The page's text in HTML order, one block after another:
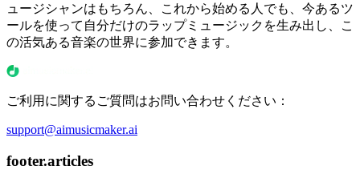
ュージシャンはもちろん、これから始める人でも、今あるツ
ールを使って自分だけのラップミュージックを生み出し、こ
の活気ある音楽の世界に参加できます。
ご利用に関するご質問はお問い合わせください：
support@aimusicmaker.ai
footer.articles